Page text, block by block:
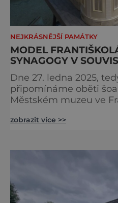
NEJKRÁSNĚJŠÍ PAMÁTKY
MODEL
SYNAGOGY V
Dne 27. ledna 2025,
připomínáme oběti
Městském muzeu ve
nacisty zničena v roce 1938. Do
některé události
stavbou. [gallery
zobrazit více >>